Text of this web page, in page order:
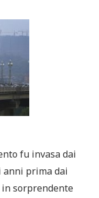
fu invasa dai
anni prima dai
sorprendente